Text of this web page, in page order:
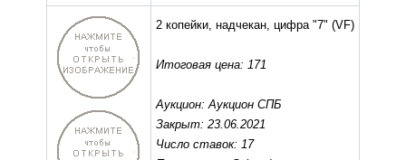
2 копейки, надчекан, цифра "7" (VF)
Итоговая цена: 171
Аукцион: Аукцион СПБ
Закрыт: 23.06.2021
Число ставок: 17